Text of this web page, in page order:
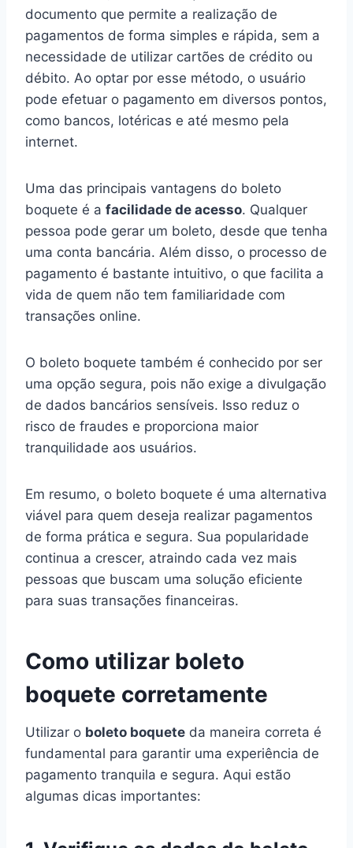
documento que permite a realização de
pagamentos de forma simples e rápida, sem a
necessidade de utilizar cartões de crédito ou
débito. Ao optar por esse método, o usuário
pode efetuar o pagamento em diversos pontos,
como bancos, lotéricas e até mesmo pela
internet.
Uma das principais vantagens do boleto
boquete é a facilidade de acesso. Qualquer
pessoa pode gerar um boleto, desde que tenha
uma conta bancária. Além disso, o processo de
pagamento é bastante intuitivo, o que facilita a
vida de quem não tem familiaridade com
transações online.
O boleto boquete também é conhecido por ser
uma opção segura, pois não exige a divulgação
de dados bancários sensíveis. Isso reduz o
risco de fraudes e proporciona maior
tranquilidade aos usuários.
Em resumo, o boleto boquete é uma alternativa
viável para quem deseja realizar pagamentos
de forma prática e segura. Sua popularidade
continua a crescer, atraindo cada vez mais
pessoas que buscam uma solução eficiente
para suas transações financeiras.
Como utilizar boleto
boquete corretamente
Utilizar o boleto boquete da maneira correta é
fundamental para garantir uma experiência de
pagamento tranquila e segura. Aqui estão
algumas dicas importantes: